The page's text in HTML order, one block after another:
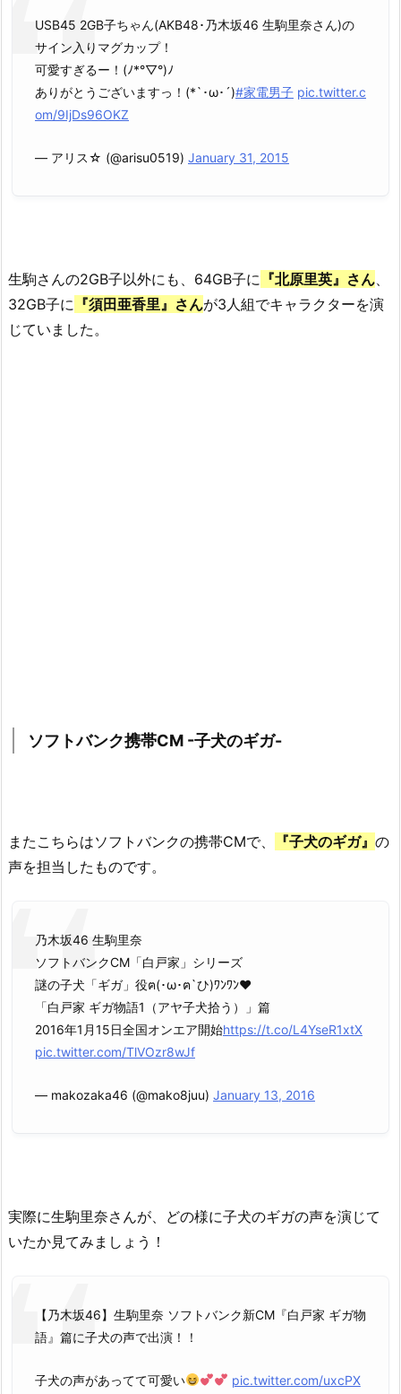
USB45 2GB子ちゃん(AKB48･乃木坂46 生駒里奈さん)の
サイン入りマグカップ！
可愛すぎるー！(ﾉ*°▽°)ﾉ
ありがとうございますっ！(*`･ω･´)#家電男子 pic.twitter.c
om/9IjDs96OKZ
— アリス☆ (@arisu0519) January 31, 2015
生駒さんの2GB子以外にも、64GB子に 『北原里英』さん
32GB子に 『須田亜香里 』さんが3人組でキャラクターを演
じていました。
ソフトバンク携帯CM -子犬のギガ-
またこちらはソフトバンクの携帯CMで、 『子犬のギガ』 の
声を担当したものです。
乃木坂46 生駒里奈
ソフトバンクCM「白戸家」シリーズ
謎の子犬「ギガ」役ฅ(･ω･ฅ`ひ)ﾜﾝﾜﾝ♥
「白戸家 ギガ物語1（アヤ子犬拾う）」篇
2016年1月15日全国オンエア開始https://t.co/L4YseR1xtX
pic.twitter.com/TlVOzr8wJf
— makozaka46 (@mako8juu) January 13, 2016
実際に生駒里奈さんが、どの様に子犬のギガの声を演じて
いたか見てみましょう！
【乃木坂46】生駒里奈 ソフトバンク新CM『白戸家 ギガ物
語』篇に子犬の声で出演！！
子犬の声があってて可愛い pic.twitter.com/uxcPX